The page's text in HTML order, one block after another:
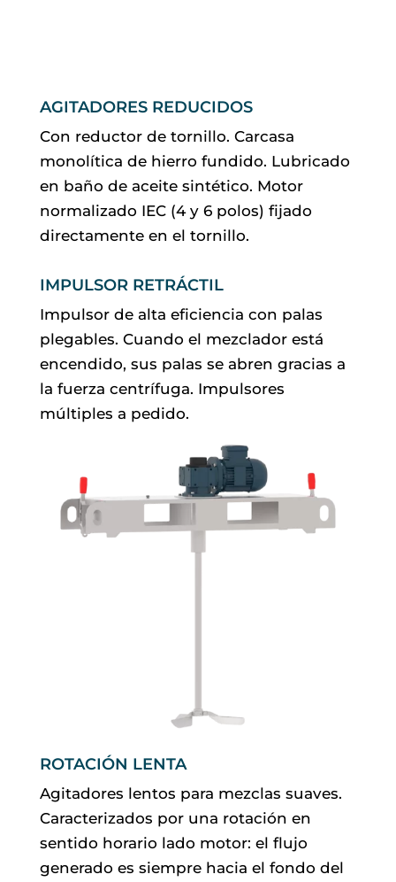
AGITADORES REDUCIDOS
Con reductor de tornillo. Carcasa
monolítica de hierro fundido. Lubricado
en baño de aceite sintético. Motor
normalizado IEC (4 y 6 polos) fijado
directamente en el tornillo.
IMPULSOR RETRÁCTIL
Impulsor de alta eficiencia con palas
plegables. Cuando el mezclador está
encendido, sus palas se abren gracias a
la fuerza centrífuga. Impulsores
múltiples a pedido.
ROTACIÓN LENTA
Agitadores lentos para mezclas suaves.
Caracterizados por una rotación en
sentido horario lado motor: el flujo
generado es siempre hacia el fondo del